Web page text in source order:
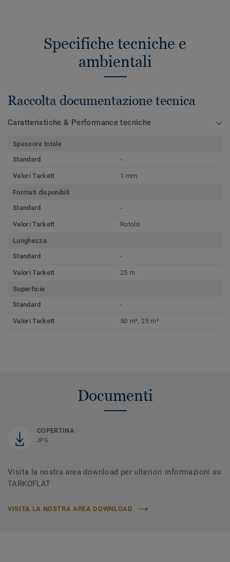
Specifiche tecniche e
ambientali
Raccolta documentazione tecnica
Caratteristiche & Performance tecniche
Spessore totale
Standard
-
Valori Tarkett 1 mm
Formati disponibili
Standard
-
Valori Tarkett Rotolo
Lunghezza
Standard
-
Valori Tarkett 25 m
Superficie
Standard
-
Valori Tarkett 50 m², 25 m²
Documenti
COPERTINA
JPG
Visita la nostra area download per ulteriori informazioni su
TARKOFLAT
VISITA LA NOSTRA AREA DOWNLOAD